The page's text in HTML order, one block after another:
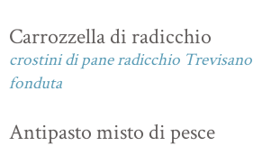
Carrozzella di radicchio
crostini di pane radicchio Trevisano
fonduta
Antipasto misto di pesce